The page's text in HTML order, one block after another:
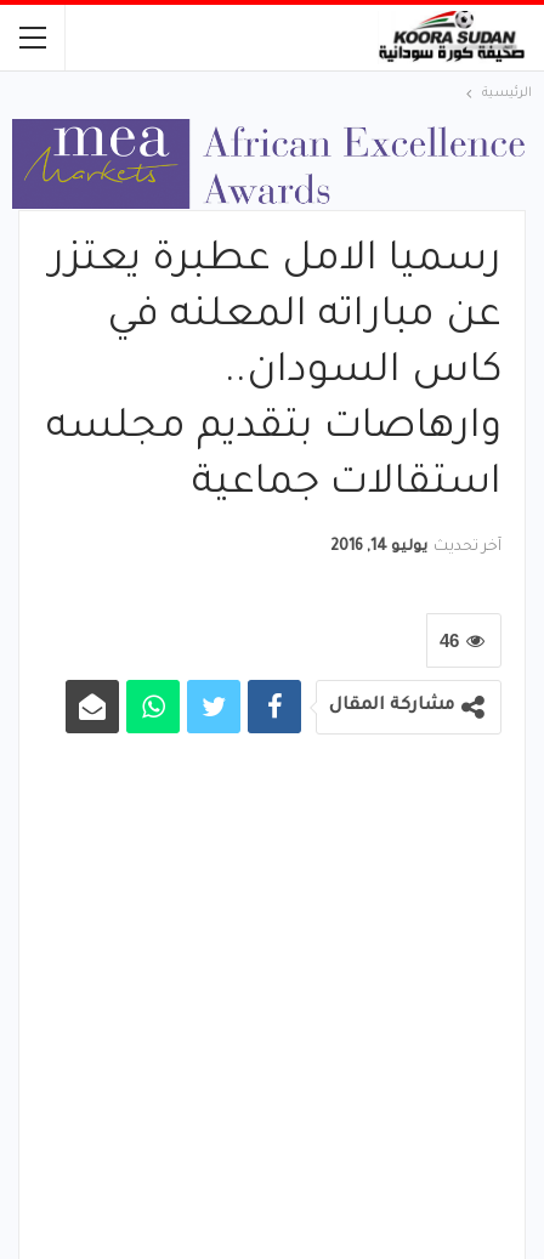
الرئيسية
رسميا الامل عطبرة يعتزر
عن مباراته المعلنه في
كاس السودان..
وارهاصات بتقديم مجلسه
استقالات جماعية
آخر تحديث يوليو 14, 2016
46
مشاركة المقال